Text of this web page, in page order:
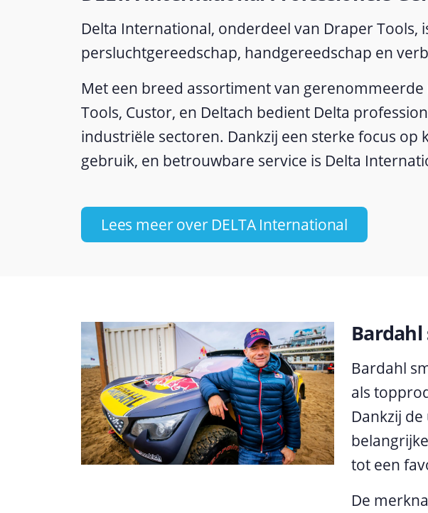
Delta International, onderdeel van Draper Tools,
persluchtgereedschap, handgereedschap en
Met een breed assortiment van
Tools, Custor, en Deltach bedient Delta
industriële sectoren. Dankzij een sterke focus op
gebruik, en betrouwbare service is Delta
Lees meer over DELTA International
Bardahl
als
Dankzij
tot een
De